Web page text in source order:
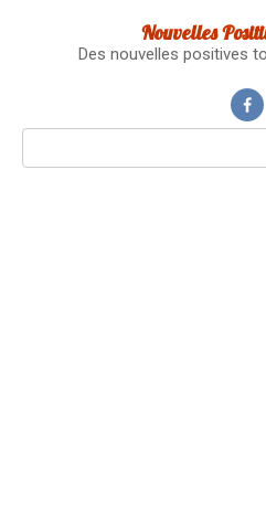
Nouvelles
Des nouvelles positives